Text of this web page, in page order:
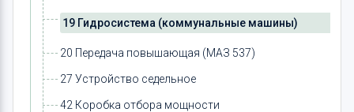
19 Гидросистема (коммунальные машины)
20 Передача повышающая (МАЗ 537)
27 Устройство седельное
42 Коробка отбора мощности